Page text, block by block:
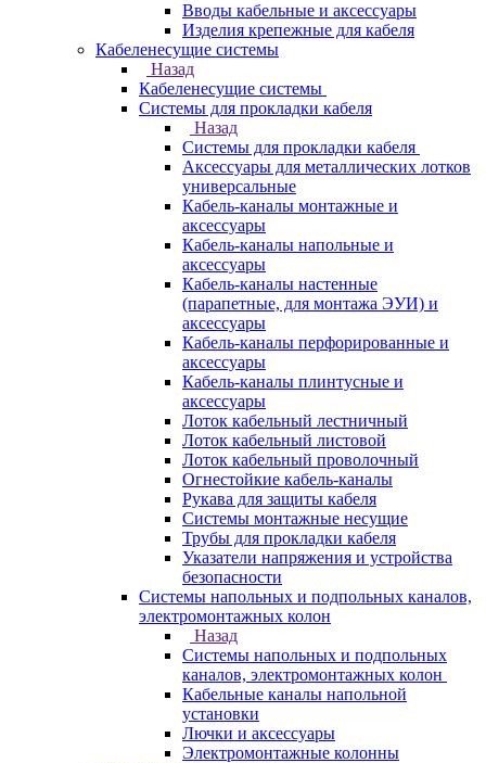
Вводы кабельные и аксессуары
Изделия крепежные для кабеля
Кабеленесущие системы
Назад
Кабеленесущие системы
Системы для прокладки кабеля
Назад
Системы для прокладки кабеля
Аксессуары для металлических лотков
универсальные
Кабель-каналы монтажные и
аксессуары
Кабель-каналы напольные и
аксессуары
Кабель-каналы настенные
(парапетные, для монтажа ЭУИ) и
аксессуары
Кабель-каналы перфорированные и
аксессуары
Кабель-каналы плинтусные и
аксессуары
Лоток кабельный лестничный
Лоток кабельный листовой
Лоток кабельный проволочный
Огнестойкие кабель-каналы
Рукава для защиты кабеля
Системы монтажные несущие
Трубы для прокладки кабеля
Указатели напряжения и устройства
безопасности
Системы напольных и подпольных каналов,
электромонтажных колон
Назад
Системы напольных и подпольных
каналов, электромонтажных колон
Кабельные каналы напольной
установки
Лючки и аксессуары
Электромонтажные колонны